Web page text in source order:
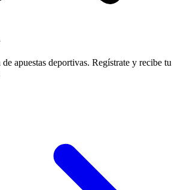
apuestas deportivas. Regístrate y recibe tu